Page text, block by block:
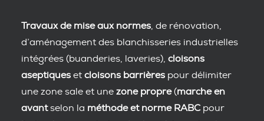
Travaux de mise aux normes , de rénovation,
d’aménagement des blanchisseries industrielles
intégrées (buanderies, laveries), cloisons
aseptiques et cloisons barrières pour délimiter
une zone sale et une zone propre(marche en
avantselon la méthode et norme RABCpour